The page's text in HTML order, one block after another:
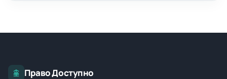
Право Доступно